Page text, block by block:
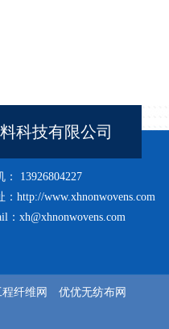
科技有限公司
13926804227
http://www.xhnonwovens.com
：xh@xhnonwovens.com
纤维网 优优无纺布网